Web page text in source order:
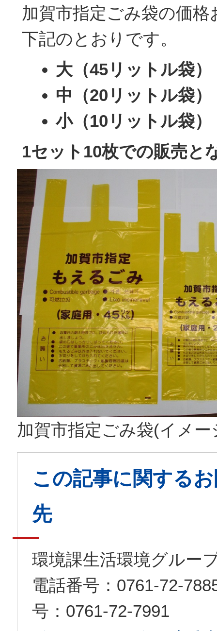
加賀市指定ごみ袋の価
下記のとおりです。
大（45リットル袋
中（20リットル袋
小（10リットル袋
1セット10枚での販売と
加賀市指定ごみ袋(イメー
この記事に関する
先
環境課生活環境グルー
電話番号：0761-72-
号：0761-72-7991